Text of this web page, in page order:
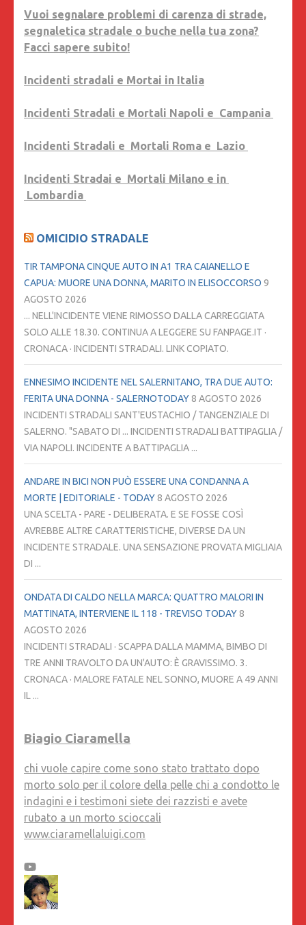
Vuoi segnalare problemi di carenza di strade,
segnaletica stradale o buche nella tua zona?
Facci sapere subito!
Incidenti stradali e Mortai in Italia
Incidenti Stradali e Mortali Napoli e Campania
Incidenti Stradali e Mortali Roma e Lazio
Incidenti Stradai e Mortali Milano e in
Lombardia
OMICIDIO STRADALE
TIR TAMPONA CINQUE AUTO IN A1 TRA CAIANELLO E
CAPUA: MUORE UNA DONNA, MARITO IN ELISOCCORSO 9
AGOSTO 2026
... NELL'INCIDENTE VIENE RIMOSSO DALLA CARREGGIATA
SOLO ALLE 18.30. CONTINUA A LEGGERE SU FANPAGE.IT ·
CRONACA · INCIDENTI STRADALI. LINK COPIATO.
ENNESIMO INCIDENTE NEL SALERNITANO, TRA DUE AUTO:
FERITA UNA DONNA - SALERNOTODAY8 AGOSTO 2026
INCIDENTI STRADALI SANT'EUSTACHIO / TANGENZIALE DI
SALERNO. "SABATO DI ... INCIDENTI STRADALI BATTIPAGLIA /
VIA NAPOLI. INCIDENTE A BATTIPAGLIA ...
ANDARE IN BICI NON PUÒ ESSERE UNA CONDANNA A
MORTE | EDITORIALE - TODAY8 AGOSTO 2026
UNA SCELTA - PARE - DELIBERATA. E SE FOSSE COSÌ
AVREBBE ALTRE CARATTERISTICHE, DIVERSE DA UN
INCIDENTE STRADALE. UNA SENSAZIONE PROVATA MIGLIAIA
DI ...
ONDATA DI CALDO NELLA MARCA: QUATTRO MALORI IN
MATTINATA, INTERVIENE IL 118 - TREVISO TODAY8
AGOSTO 2026
INCIDENTI STRADALI · SCAPPA DALLA MAMMA, BIMBO DI
TRE ANNI TRAVOLTO DA UN'AUTO: È GRAVISSIMO. 3.
CRONACA · MALORE FATALE NEL SONNO, MUORE A 49 ANNI
IL ...
Biagio Ciaramella
chi vuole capire come sono stato trattato dopo
morto solo per il colore della pelle chi a condotto le
indagini e i testimoni siete dei razzisti e avete
rubato a un morto scioccali
www.ciaramellaluigi.com